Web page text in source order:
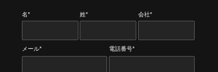
名* 姓* 会社*
メール* 電話番号*